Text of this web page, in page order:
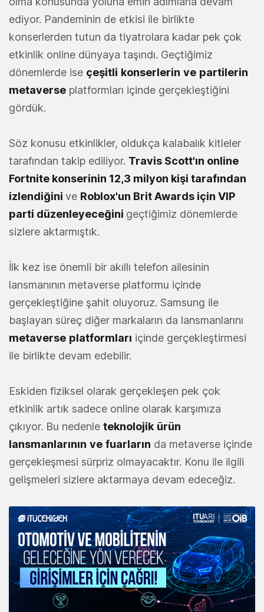
ediyor. Pandeminin de etkisi ile birlikte
konserlerden tutun da tiyatrolara kadar pek çok
etkinlik online dünyaya taşındı. Geçtiğimiz
dönemlerde ise çeşitli konserlerin ve partilerin
metaverse platformları içinde gerçekleştiğini
gördük.
Söz konusu etkinlikler, oldukça kalabalık kitleler
tarafından takip ediliyor. Travis Scott'ın online
Fortnite konserinin 12,3 milyon kişi tarafından
izlendiğini ve Roblox'un Brit Awards için VIP
parti düzenleyeceğini geçtiğimiz dönemlerde
sizlere aktarmıştık.
İlk kez ise önemli bir akıllı telefon ailesinin
lansmanının metaverse platformu içinde
gerçekleştiğine şahit oluyoruz. Samsung ile
başlayan süreç diğer markaların da lansmanlarını
metaverse platformları içinde gerçekleştirmesi
ile birlikte devam edebilir.
Eskiden fiziksel olarak gerçekleşen pek çok
etkinlik artık sadece online olarak karşımıza
çıkıyor. Bu nedenle teknolojik ürün
lansmanlarının ve fuarların da metaverse içinde
gerçekleşmesi sürpriz olmayacaktır. Konu ile ilgili
gelişmeleri sizlere aktarmaya devam edeceğiz.